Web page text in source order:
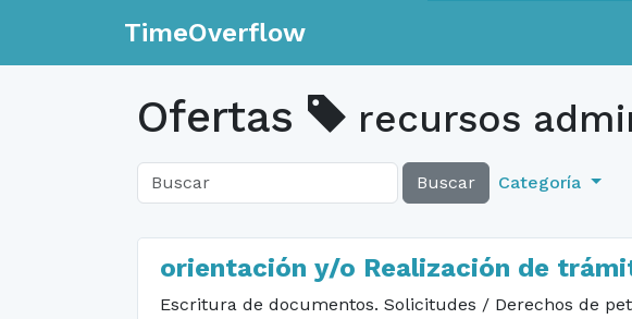
TimeOverflow
Ofertas recursos
Buscar Categoría
orientación y/o Realización de
Escritura de documentos. Solicitudes / Derechos de